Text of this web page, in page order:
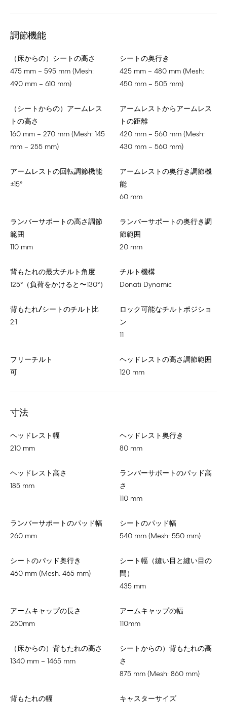
調節機能
（床からの）シートの高さ
475 mm – 595 mm (Mesh:
490 mm – 610 mm)
シートの奥行き
425 mm – 480 mm (Mesh:
450 mm – 505 mm)
（シートからの）アームレス
トの高さ
160 mm – 270 mm (Mesh: 145
mm – 255 mm)
アームレストからアームレス
トの距離
420 mm – 560 mm (Mesh:
430 mm – 560 mm)
アームレストの回転調節機能
±15°
アームレストの奥行き調節機
能
60 mm
ランバーサポートの高さ調節
範囲
110 mm
ランバーサポートの奥行き調
節範囲
20 mm
背もたれの最大チルト角度
125°（負荷をかけると〜130°）
チルト機構
Donati Dynamic
背もたれ/シートのチルト比
2:1
ロック可能なチルトポジショ
ン
11
フリーチルト
可
ヘッドレストの高さ調節範囲
120 mm
寸法
ヘッドレスト幅
210 mm
ヘッドレスト奥行き
80 mm
ヘッドレスト高さ
185 mm
ランバーサポートのパッド高
さ
110 mm
ランバーサポートのパッド幅
260 mm
シートのパッド幅
540 mm (Mesh: 550 mm)
シートのパッド奥行き
460 mm (Mesh: 465 mm)
シート幅（縫い目と縫い目の
間）
435 mm
アームキャップの長さ
250mm
アームキャップの幅
110mm
（床からの）背もたれの高さ
1340 mm – 1465 mm
シートからの）背もたれの高
さ
875 mm (Mesh: 860 mm)
背もたれの幅 キャスターサイズ